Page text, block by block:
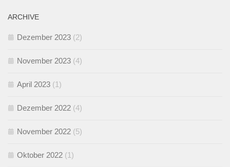
ARCHIVE
Dezember 2023 (2)
November 2023 (4)
April 2023 (1)
Dezember 2022 (4)
November 2022 (5)
Oktober 2022 (1)